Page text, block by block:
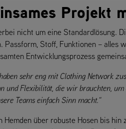
Projekt
nicht um eine Standardlösung.
Passform, Stoff, Funktionen –
Entwicklungsprozess
sehr eng mit Clothing Network
und Flexibilität, die wir brauchten,
Teams einfach Sinn macht.“
Hemden über robuste Hosen bis